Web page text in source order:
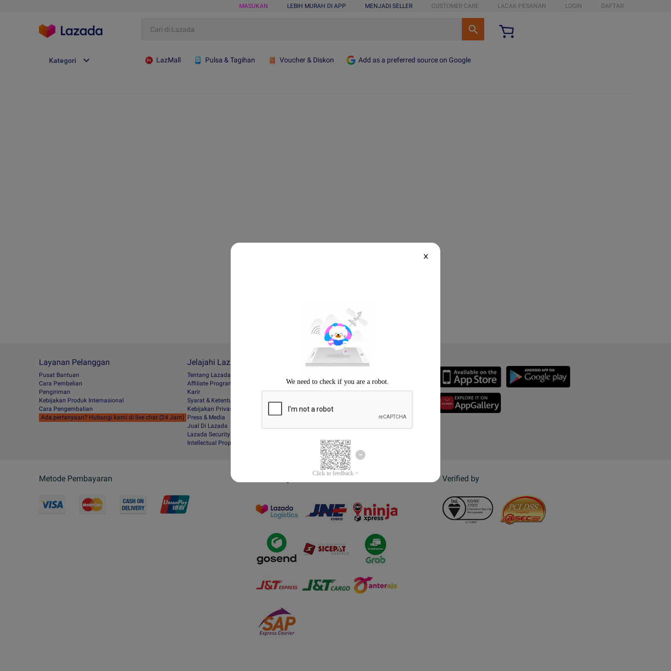
MASUKAN LEBIH MURAH DI APP MENJADI SELLER CUSTOMER CARE LACAK PESANAN LOGIN DAFTAR
Kategori LazMall Pulsa & Tagihan Voucher & Diskon Add as a preferred source on Google
Layanan Pelanggan
Pusat Bantuan
Cara Pembelian
Pengiriman
Kebijakan Produk Internasional
Cara Pengembalian
Ada pertanyaan? Hubungi kami di live chat (24 Jam)
Jelajahi Lazada
Tentang Lazada
Afﬁliate Program
Karir
Syarat & Ketentuan
Kebijakan Privasi
Press & Media
Jual Di Lazada
Lazada Security
Intellectual Property Protection
Download the App
Metode Pembayaran Verified by
X